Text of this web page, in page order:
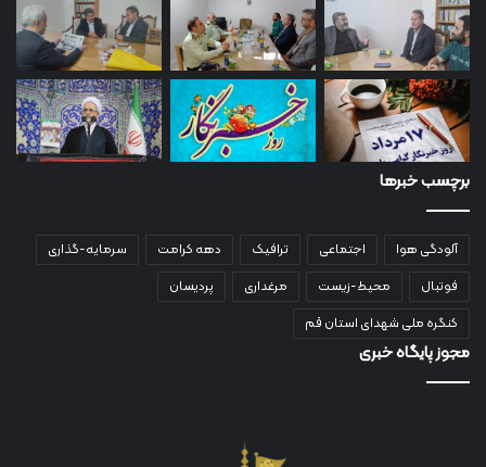
برچسب خبرها
آلودگی هوا اجتماعی ترافیک دهه کرامت
سرمایه-گذاری
فوتبال
محیط-زیست مرغداری
پردیسان
کنگره ملی شهدای استان قم
مجوز پایگاه خبری